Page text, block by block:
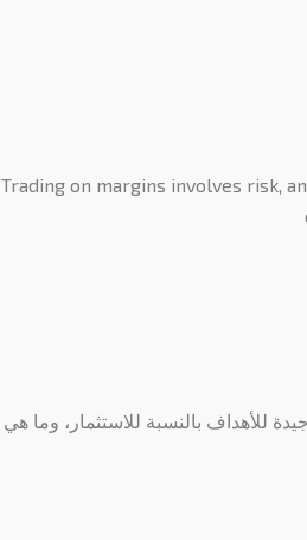
Trading on margins involves risk,
للأهداف بالنسبة للاستثمار، وما هي